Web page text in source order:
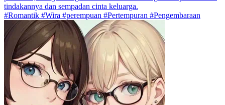
tindakannya dan sempadan cinta keluarga.
#Romantik #Wira #perempuan #Pertempuran #Pengembaraan